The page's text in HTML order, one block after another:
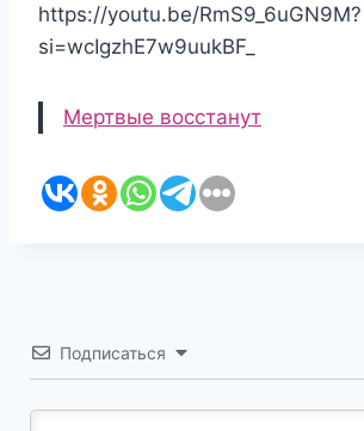
https://youtu.be/RmS9_6uGN9M?
si=wcIgzhE7w9uukBF_
Мертвые восстанут
Подписаться